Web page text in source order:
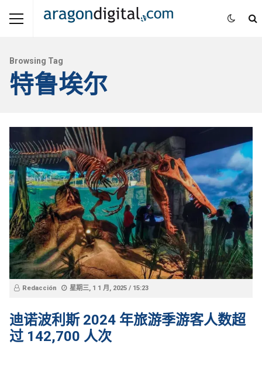
Browsing Tag
特鲁埃尔
Redacción 星期三, 1 1 月, 2025 / 15:23
迪诺波利斯 2024 年旅游季游客人数超
过 142,700 人次